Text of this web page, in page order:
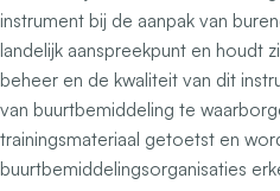
instrument bij de aanpak van
landelijk aanspreekpunt en houdt
beheer en de kwaliteit van dit
van buurtbemiddeling te
trainingsmateriaal getoetst en
buurtbemiddelingsorganisaties